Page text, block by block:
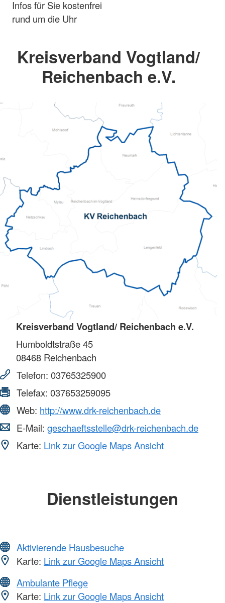
Infos für Sie kostenfrei
rund um die Uhr
Kreisverband Vogtland/
Reichenbach e.V.
Kreisverband Vogtland/ Reichenbach e.V.
Humboldtstraße 45
08468 Reichenbach
Telefon: 03765325900
Telefax: 037653259095
Web: http://www.drk-reichenbach.de
E-Mail: geschaeftsstelle@drk-reichenbach.de
Karte: Link zur Google Maps Ansicht
Dienstleistungen
Aktivierende Hausbesuche
Karte: Link zur Google Maps Ansicht
Ambulante Pflege
Karte: Link zur Google Maps Ansicht